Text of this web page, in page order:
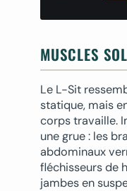
MUSCLES
Le L-Sit
statique, mais
corps travaille.
une grue : les
abdominaux
fléchisseurs de
jambes en